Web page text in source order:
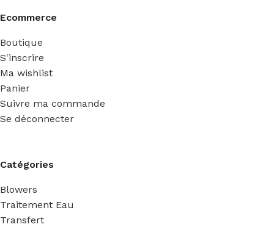
Ecommerce
Boutique
S'inscrire
Ma wishlist
Panier
Suivre ma commande
Se déconnecter
Catégories
Blowers
Traitement Eau
Transfert